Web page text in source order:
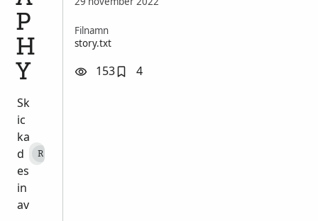
P
H
Y
Sk
ic
ka
d
es
in
av
R
Filnamn
story.txt
153 4